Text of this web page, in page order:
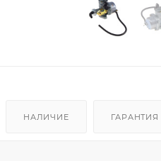
НАЛИЧИЕ ГАРАНТИЯ